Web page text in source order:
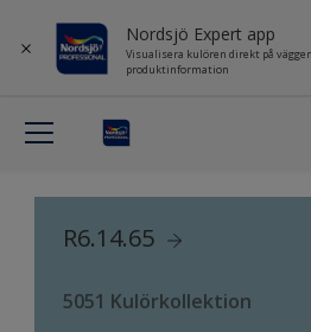
Nordsjö Expert app
Visualisera kulören direkt på
produktinformation
R6.14.65
5051 Kulörkollektion